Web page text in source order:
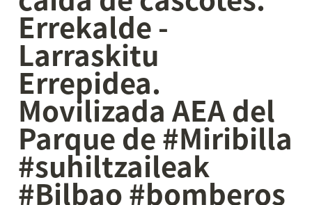
Errekalde -
Larraskitu
Errepidea.
Movilizada AEA del
Parque de #Miribilla
#suhiltzaileak
#Bilbao #bomberos